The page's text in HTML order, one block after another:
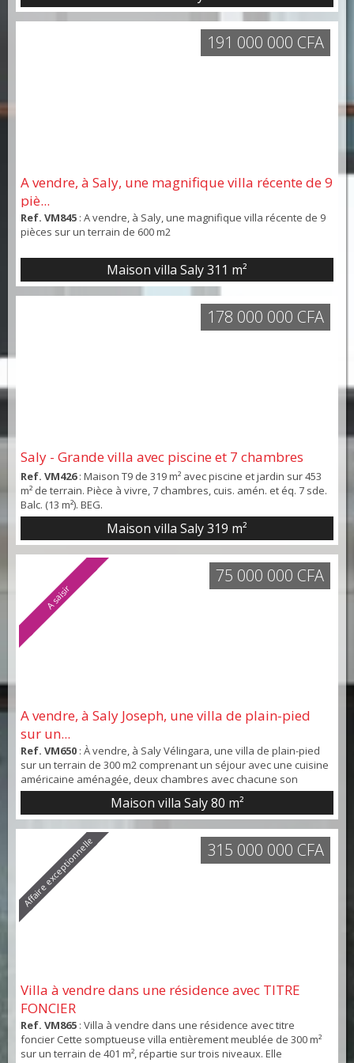
A vendre, à Saly, une magnifique villa récente de 9
piè...
Ref. VM845 : A vendre, à Saly, une magnifique villa récente de 9
pièces sur un terrain de 600 m2
Maison villa Saly311 m²
191 000 000 CFA
Saly - Grande villa avec piscine et 7 chambres
Ref. VM426: Maison T9 de 319 m² avec piscine et jardin sur 453
m² de terrain. Pièce à vivre, 7 chambres, cuis. amén. et éq. 7 sde.
Balc. (13 m²). BEG.
Maison villa Saly319 m²
178 000 000 CFA
A saisir
A vendre, à Saly Joseph, une villa de plain-pied
sur un...
Ref. VM650 : À vendre, à Saly Vélingara, une villa de plain-pied
sur un terrain de 300 m2 comprenant un séjour avec une cuisine
américaine aménagée, deux chambres avec chacune son
dressing, sa salle d’eau et son WC . Une grande terrasse
couverte face à la piscine. Le toit accessible par un escalier
extérieur permet de construire un étage. Un logement de
gardien en cours de finition complète cette vil...
Maison villa Saly80 m²
75 000 000 CFA
Affaire exceptionnelle
Villa à vendre dans une résidence avec TITRE
FONCIER
Ref. VM865 : Villa à vendre dans une résidence avec titre
foncier Cette somptueuse villa entièrement meublée de 300 m²
sur un terrain de 401 m², répartie sur trois niveaux. Elle
315 000 000 CFA